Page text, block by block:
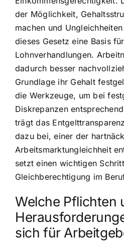
der Möglichkeit,
machen und
dieses Gesetz eine Basis
Lohnverhandlungen.
dadurch besser
Grundlage ihr Gehalt
die Werkzeuge, um bei
Diskrepanzen
trägt das
dazu bei, einer der
Arbeitsmarktungleichheit
setzt einen wichtigen
Gleichberechtigung im
Welche Pflichten
sich für